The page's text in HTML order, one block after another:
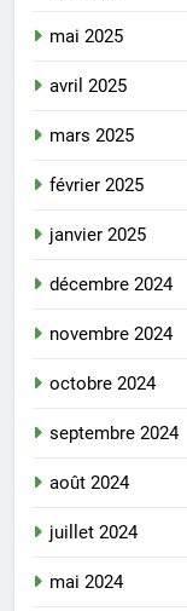
mai 2025
avril 2025
mars 2025
février 2025
janvier 2025
décembre 2024
novembre 2024
octobre 2024
septembre 2024
août 2024
juillet 2024
mai 2024